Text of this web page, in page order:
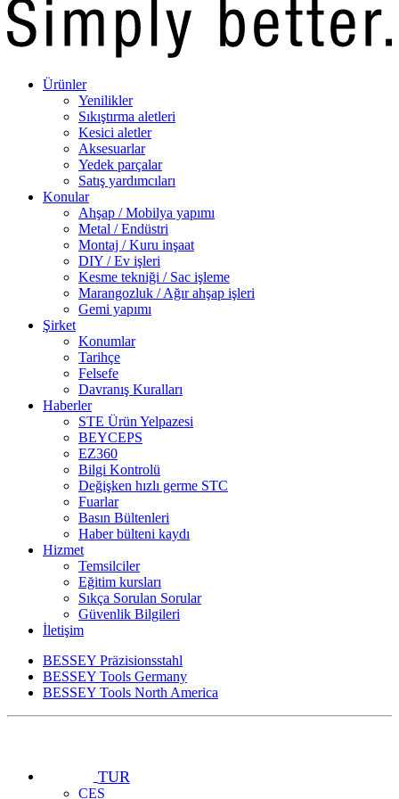
Ürünler
Yenilikler
Sıkıştırma aletleri
Kesici aletler
Aksesuarlar
Yedek parçalar
Satış yardımcıları
Konular
Ahşap / Mobilya yapımı
Metal / Endüstri
Montaj / Kuru inşaat
DIY / Ev işleri
Kesme tekniği / Sac işleme
Marangozluk / Ağır ahşap işleri
Gemi yapımı
Şirket
Konumlar
Tarihçe
Felsefe
Davranış Kuralları
Haberler
STE Ürün Yelpazesi
BEYCEPS
EZ360
Bilgi Kontrolü
Değişken hızlı germe STC
Fuarlar
Basın Bültenleri
Haber bülteni kaydı
Hizmet
Temsilciler
Eğitim kursları
Sıkça Sorulan Sorular
Güvenlik Bilgileri
İletişim
BESSEY Präzisionsstahl
BESSEY Tools Germany
BESSEY Tools North America
TUR
CES